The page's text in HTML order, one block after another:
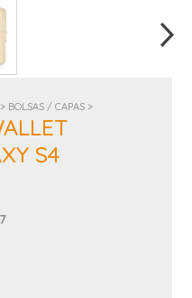
BOLSAS / CAPAS >
S4